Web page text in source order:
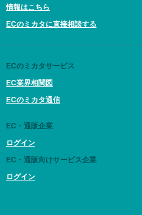
情報はこちら
ECのミカタに直接相談する
ECのミカタサービス
EC業界相関図
ECのミカタ通信
EC・通販企業
ログイン
EC・通販向けサービス企業
ログイン